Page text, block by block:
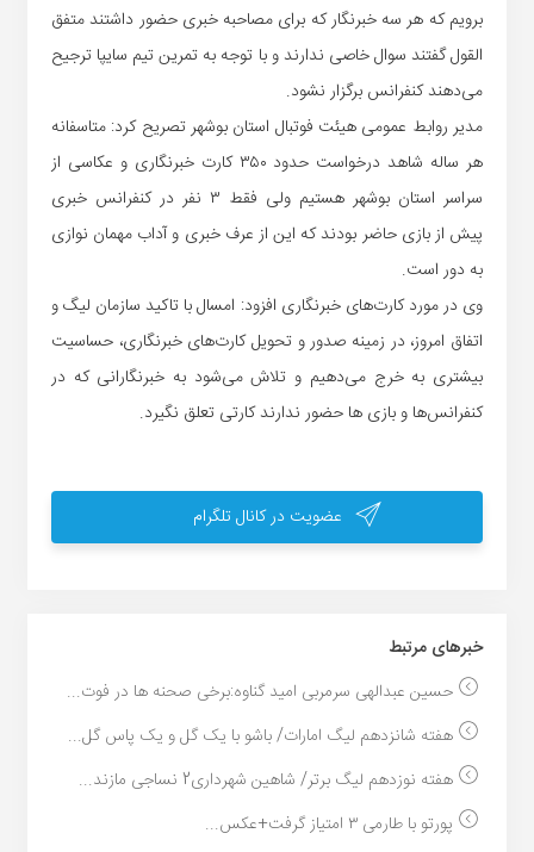
برویم که هر سه خبرنگار که برای مصاحبه خبری حضور داشتند متفق
القول گفتند سوال خاصی ندارند و با توجه به تمرین تیم سایپا ترجیح
می‌دهند کنفرانس برگزار نشود.
مدیر روابط عمومی هیئت فوتبال استان بوشهر تصریح کرد: متاسفانه
هر ساله شاهد درخواست حدود ۳۵۰ کارت خبرنگاری و عکاسی از
سراسر استان بوشهر هستیم ولی فقط ۳ نفر در کنفرانس خبری
پیش از بازی حاضر بودند که این از عرف خبری و آداب مهمان نوازی
به دور است.
وی در مورد کارت‌های خبرنگاری افزود: امسال با تاکید سازمان لیگ و
اتفاق امروز، در زمینه صدور و تحویل کارت‌های خبرنگاری، حساسیت
بیشتری به خرج می‌دهیم و تلاش می‌شود به خبرنگارانی که در
کنفرانس‌ها و بازی ها حضور ندارند کارتی تعلق نگیرد.
عضویت در کانال تلگرام
خبر‌های مرتبط
حسین عبدالهی سرمربی امید گناوه:برخی صحنه ها در فوت...
هفته شانزدهم لیگ امارات/ باشو با یک گل و یک پاس گل...
هفته نوزدهم لیگ برتر/ شاهین شهرداری2 نساجی مازند...
پورتو با طارمی ۳ امتیاز گرفت+عکس...